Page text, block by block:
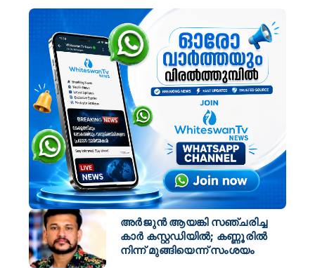
അർജുൻ ആയങ്കി സഞ്ചരിച്ച
കാർ കസ്റ്റഡിയിൽ; കണ്ണൂരിൽ
നിന്ന് മുങ്ങിയെന്ന് സംശയം